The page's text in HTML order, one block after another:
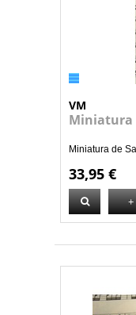
VM
Miniatura
Miniatura de
33,95 €
+